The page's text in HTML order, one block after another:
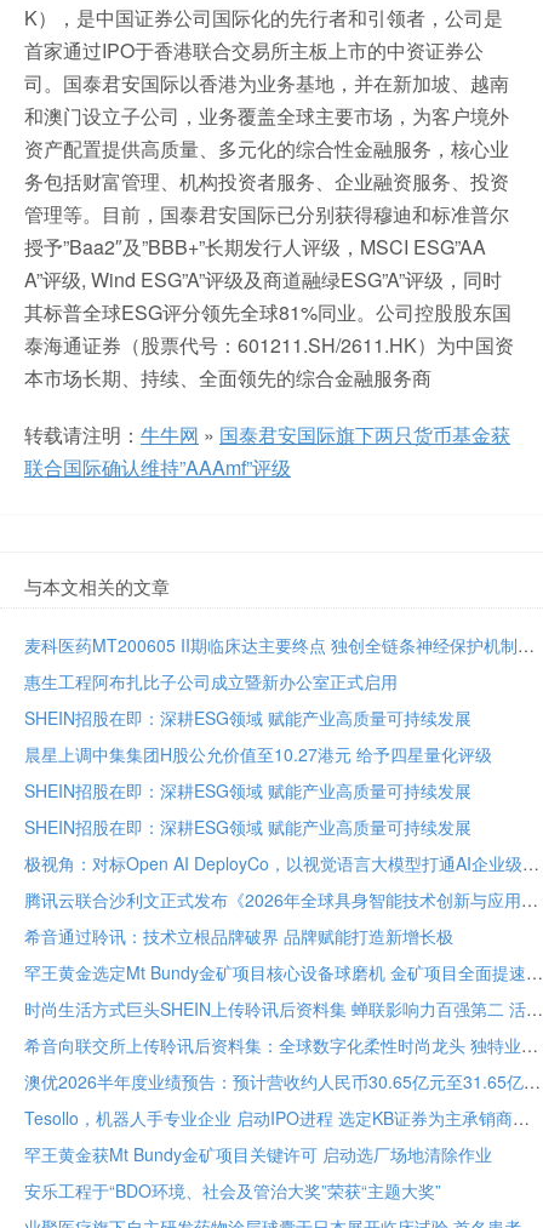
K），是中国证券公司国际化的先行者和引领者，公司是
首家通过IPO于香港联合交易所主板上市的中资证券公
司。国泰君安国际以香港为业务基地，并在新加坡、越南
和澳门设立子公司，业务覆盖全球主要市场，为客户境外
资产配置提供高质量、多元化的综合性金融服务，核心业
务包括财富管理、机构投资者服务、企业融资服务、投资
管理等。目前，国泰君安国际已分别获得穆迪和标准普尔
授予”Baa2″及”BBB+”长期发行人评级，MSCI ESG”AA
A”评级, Wind ESG”A”评级及商道融绿ESG”A”评级，同时
其标普全球ESG评分领先全球81%同业。公司控股股东国
泰海通证券（股票代号：601211.SH/2611.HK）为中国资
本市场长期、持续、全面领先的综合金融服务商
转载请注明： 牛牛网 » 国泰君安国际旗下两只货币基金获
联合国际确认维持”AAAmf”评级
与本文相关的文章
麦科医药MT200605 II期临床达主要终点 独创全链条神经保护机制将亮相国际卒中大会
惠生工程阿布扎比子公司成立暨新办公室正式启用
SHEIN招股在即：深耕ESG领域 赋能产业高质量可持续发展
晨星上调中集集团H股公允价值至10.27港元 给予四星量化评级
SHEIN招股在即：深耕ESG领域 赋能产业高质量可持续发展
SHEIN招股在即：深耕ESG领域 赋能产业高质量可持续发展
极视角：对标Open AI DeployCo，以视觉语言大模型打通AI企业级落地“最后一公里”
腾讯云联合沙利文正式发布《2026年全球具身智能技术创新与应用白皮书》
希音通过聆讯：技术立根品牌破界 品牌赋能打造新增长极
罕王黄金选定Mt Bundy金矿项目核心设备球磨机 金矿项目全面提速
时尚生活方式巨头SHEIN上传聆讯后资料集 蝉联影响力百强第二 活跃顾客达2.73亿
希音向联交所上传聆讯后资料集：全球数字化柔性时尚龙头 独特业务模式构筑坚固护城河
澳优2026半年度业绩预告：预计营收约人民币30.65亿元至31.65亿元 核心业务基础保持稳定
Tesollo，机器人手专业企业 启动IPO进程 选定KB证券为主承销商
罕王黄金获Mt Bundy金矿项目关键许可 启动选厂场地清除作业
安乐工程于“BDO环境、社会及管治大奖”荣获“主题大奖”